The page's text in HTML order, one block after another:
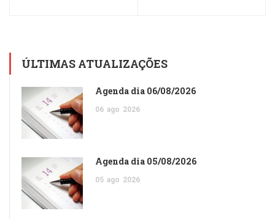
ÚLTIMAS ATUALIZAÇÕES
Agenda dia 06/08/2026
06 ago 2026
Agenda dia 05/08/2026
05 ago 2026